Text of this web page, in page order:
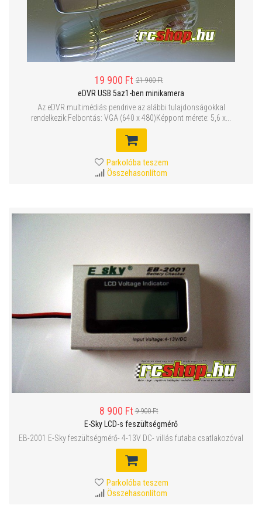
19 900 Ft 21 900 Ft
eDVR USB 5az1-ben minikamera
Az eDVR multimédiás pendrive az alábbi tulajdonságokkal
rendelkezik:Felbontás: VGA (640 x 480)Képpont mérete: 5,6 x...
Parkolóba teszem
Összehasonlítom
8 900 Ft 9 900 Ft
E-Sky LCD-s feszültségmérő
EB-2001 E-Sky feszültségmérő- 4-13V DC- villás futaba csatlakozóval
Parkolóba teszem
Összehasonlítom